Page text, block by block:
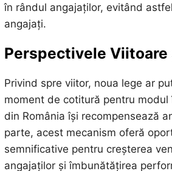
în rândul angajaților, evitând
angajați.
Perspectivele Viitoare
Privind spre viitor, noua lege ar
moment de cotitură pentru modul
din România își recompensează
parte, acest mecanism oferă
semnificative pentru creșterea
angajaților și îmbunătățirea